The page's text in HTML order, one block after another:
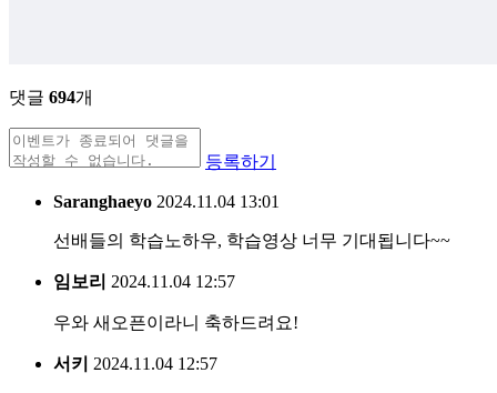
댓글 694개
등록하기
Saranghaeyo 2024.11.04 13:01
선배들의 학습노하우, 학습영상 너무 기대됩니다~~
임보리 2024.11.04 12:57
우와 새오픈이라니 축하드려요!
서키 2024.11.04 12:57